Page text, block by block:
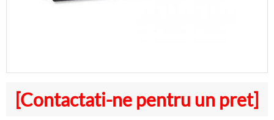
[Contactati-ne pentru un pret]